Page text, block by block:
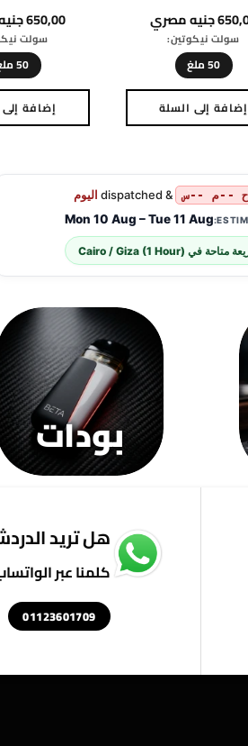
جنيه مصري
سولت نيكوتين:
50 ملغ
إضافة إلى السلة
من
الأشكال
المختلفة
لهذا
المنتج.
يمكن
650,00
سولت
50 ملغ
إضافة
--م --س & dispatched
اليوم
Mon 10 Aug – Tue 11 Aug
متاحة في Cairo / Giza (1 Hour)
بودات
هل تريد
كلمنا عبر
01123601709